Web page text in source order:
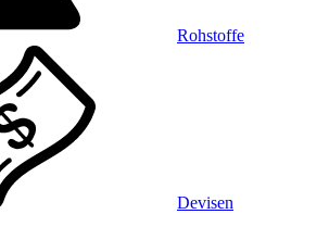
Rohstoffe
Devisen